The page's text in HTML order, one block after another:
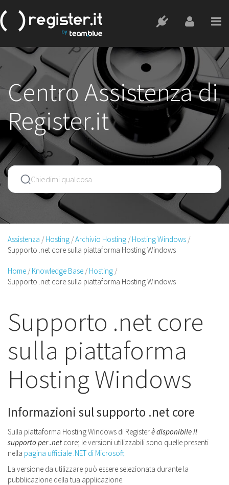
Centro Assistenza di
Register.it
Assistenza Hosting Archivio Hosting
Hosting Windows
Supporto .net core sulla piattaforma Hosting Windows
Home Knowledge Base
Hosting
Supporto .net core sulla piattaforma Hosting Windows
Supporto .net core
sulla piattaforma
Hosting Windows
Informazioni sul supporto .net core
Sulla piattaforma Hosting Windows di Registerè disponibile il
supporto per .net core; le versioni utilizzabili sono quelle presenti
nella pagina ufficiale .NET di Microsoft.
La versione da utilizzare può essere selezionata durante la
pubblicazione della tua applicazione.